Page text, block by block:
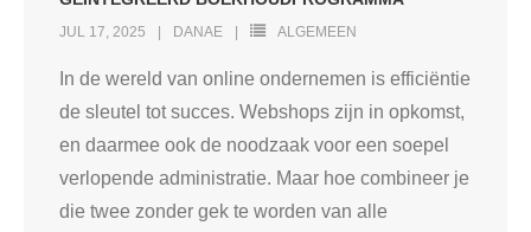
JUL 17, 2025 DANAE ALGEMEEN
In de wereld van online ondernemen is efficiëntie
de sleutel tot succes. Webshops zijn in opkomst,
en daarmee ook de noodzaak voor een soepel
verlopende administratie. Maar hoe combineer je
die twee zonder gek te worden van alle